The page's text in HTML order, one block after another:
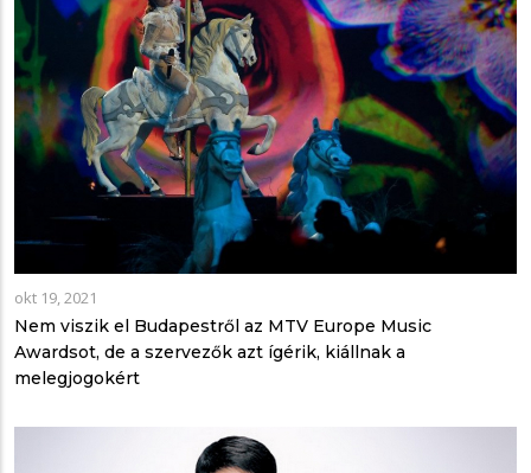
okt 19, 2021
Nem viszik el Budapestről az MTV Europe Music
Awardsot, de a szervezők azt ígérik, kiállnak a
melegjogokért